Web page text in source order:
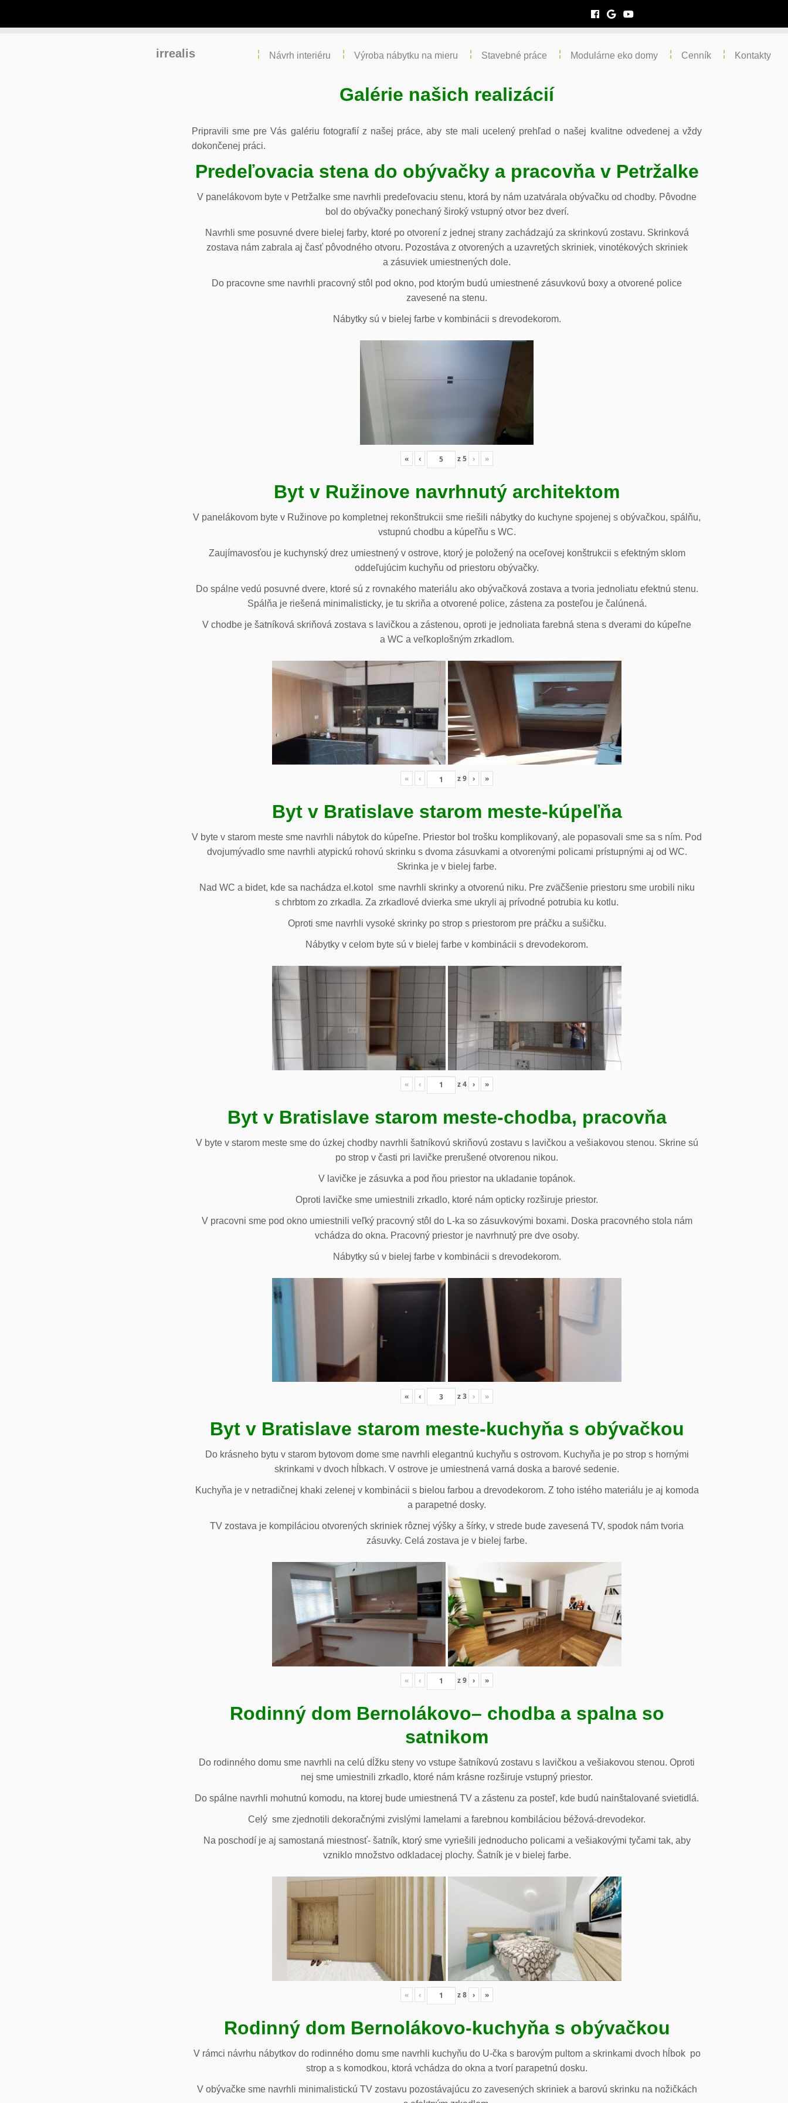
irrealis Návrh interiéru Výroba nábytku na mieru Stavebné práce Modulárne eko domy Cenník Kontakty
Galérie našich realizácií
Pripravili sme pre Vás galériu fotografií z našej práce, aby ste mali ucelený prehľad o našej kvalitne odvedenej a vždy
dokončenej práci.
Predeľovacia stena do obývačky a pracovňa v Petržalke
V panelákovom byte v Petržalke sme navrhli predeľovaciu stenu, ktorá by nám uzatvárala obývačku od chodby. Pôvodne
bol do obývačky ponechaný široký vstupný otvor bez dverí.
Navrhli sme posuvné dvere bielej farby, ktoré po otvorení z jednej strany zachádzajú za skrinkovú zostavu. Skrinková
zostava nám zabrala aj časť pôvodného otvoru. Pozostáva z otvorených a uzavretých skriniek, vinotékových skriniek
a zásuviek umiestnených dole.
Do pracovne sme navrhli pracovný stôl pod okno, pod ktorým budú umiestnené zásuvkovú boxy a otvorené police
zavesené na stenu.
Nábytky sú v bielej farbe v kombinácii s drevodekorom.
« ‹ z5 › »
Byt v Ružinove navrhnutý architektom
V panelákovom byte v Ružinove po kompletnej rekonštrukcii sme riešili nábytky do kuchyne spojenej s obývačkou, spálňu,
vstupnú chodbu a kúpeľňu s WC.
Zaujímavosťou je kuchynský drez umiestnený v ostrove, ktorý je položený na oceľovej konštrukcii s efektným sklom
oddeľujúcim kuchyňu od priestoru obývačky.
Do spálne vedú posuvné dvere, ktoré sú z rovnakého materiálu ako obývačková zostava a tvoria jednoliatu efektnú stenu.
Spálňa je riešená minimalisticky, je tu skriňa a otvorené police, zástena za posteľou je čalúnená.
V chodbe je šatníková skriňová zostava s lavičkou a zástenou, oproti je jednoliata farebná stena s dverami do kúpeľne
a WC a veľkoplošným zrkadlom.
« ‹ z9 › »
Byt v Bratislave starom meste-kúpeľňa
V byte v starom meste sme navrhli nábytok do kúpeľne. Priestor bol trošku komplikovaný, ale popasovali sme sa s ním. Pod
dvojumývadlo sme navrhli atypickú rohovú skrinku s dvoma zásuvkami a otvorenými policami prístupnými aj od WC.
Skrinka je v bielej farbe.
Nad WC a bidet, kde sa nachádza el.kotol sme navrhli skrinky a otvorenú niku. Pre zväčšenie priestoru sme urobili niku
s chrbtom zo zrkadla. Za zrkadlové dvierka sme ukryli aj prívodné potrubia ku kotlu.
Oproti sme navrhli vysoké skrinky po strop s priestorom pre práčku a sušičku.
Nábytky v celom byte sú v bielej farbe v kombinácii s drevodekorom.
« ‹ z4 › »
Byt v Bratislave starom meste-chodba, pracovňa
V byte v starom meste sme do úzkej chodby navrhli šatníkovú skriňovú zostavu s lavičkou a vešiakovou stenou. Skrine sú
po strop v časti pri lavičke prerušené otvorenou nikou.
V lavičke je zásuvka a pod ňou priestor na ukladanie topánok.
Oproti lavičke sme umiestnili zrkadlo, ktoré nám opticky rozširuje priestor.
V pracovni sme pod okno umiestnili veľký pracovný stôl do L-ka so zásuvkovými boxami. Doska pracovného stola nám
vchádza do okna. Pracovný priestor je navrhnutý pre dve osoby.
Nábytky sú v bielej farbe v kombinácii s drevodekorom.
« ‹ z3 › »
Byt v Bratislave starom meste-kuchyňa s obývačkou
Do krásneho bytu v starom bytovom dome sme navrhli elegantnú kuchyňu s ostrovom. Kuchyňa je po strop s hornými
skrinkami v dvoch hĺbkach. V ostrove je umiestnená varná doska a barové sedenie.
Kuchyňa je v netradičnej khaki zelenej v kombinácii s bielou farbou a drevodekorom. Z toho istého materiálu je aj komoda
a parapetné dosky.
TV zostava je kompiláciou otvorených skriniek rôznej výšky a šírky, v strede bude zavesená TV, spodok nám tvoria
zásuvky. Celá zostava je v bielej farbe.
« ‹ z9 › »
Rodinný dom Bernolákovo– chodba a spalna so
satnikom
Do rodinného domu sme navrhli na celú dĺžku steny vo vstupe šatníkovú zostavu s lavičkou a vešiakovou stenou. Oproti
nej sme umiestnili zrkadlo, ktoré nám krásne rozširuje vstupný priestor.
Do spálne navrhli mohutnú komodu, na ktorej bude umiestnená TV a zástenu za posteľ, kde budú nainštalované svietidlá.
Celý sme zjednotili dekoračnými zvislými lamelami a farebnou kombiláciou béžová-drevodekor.
Na poschodí je aj samostaná miestnosť- šatník, ktorý sme vyriešili jednoducho policami a vešiakovými tyčami tak, aby
vzniklo množstvo odkladacej plochy. Šatník je v bielej farbe.
« ‹ z8 › »
Rodinný dom Bernolákovo-kuchyňa s obývačkou
V rámci návrhu nábytkov do rodinného domu sme navrhli kuchyňu do U-čka s barovým pultom a skrinkami dvoch hĺbok po
strop a s komodkou, ktorá vchádza do okna a tvorí parapetnú dosku.
V obývačke sme navrhli minimalistickú TV zostavu pozostávajúcu zo zavesených skriniek a barovú skrinku na nožičkách